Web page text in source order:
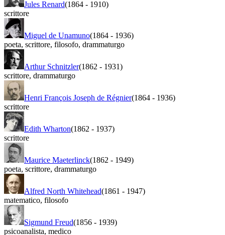
Jules Renard(1864 - 1910)
scrittore
Miguel de Unamuno(1864 - 1936)
poeta, scrittore, filosofo, drammaturgo
Arthur Schnitzler(1862 - 1931)
scrittore, drammaturgo
Henri François Joseph de Régnier(1864 - 1936)
scrittore
Edith Wharton(1862 - 1937)
scrittore
Maurice Maeterlinck(1862 - 1949)
poeta, scrittore, drammaturgo
Alfred North Whitehead(1861 - 1947)
matematico, filosofo
Sigmund Freud(1856 - 1939)
psicoanalista, medico